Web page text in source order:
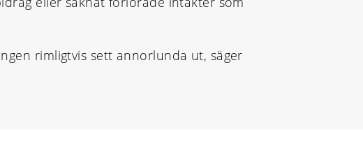
rimligtvis sett annorlunda ut, säger